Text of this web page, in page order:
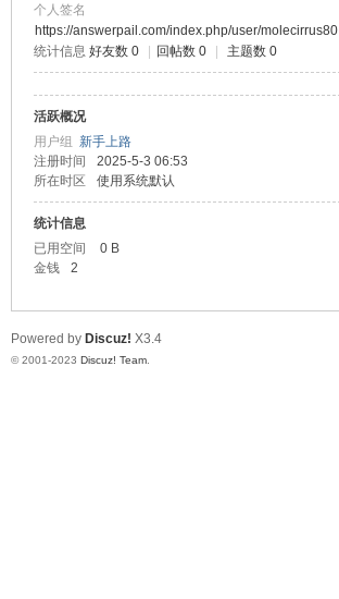
个人签名
https://answerpail.com/index.php/user/molecirrus80
统计信息 好友数 0 回帖数 0 主题数 0
活跃概况
用户组 新手上路
注册时间
2025-5-3 06:53
所在时区
使用系统默认
统计信息
已用空间
0 B
金钱
2
Powered by Discuz! X3.4
© 2001-2023 Discuz! Team